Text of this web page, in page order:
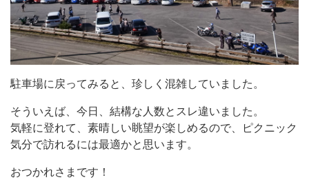
駐車場に戻ってみると、珍しく混雑していました。
そういえば、今日、結構な人数とスレ違いました。
気軽に登れて、素晴しい眺望が楽しめるので、ピクニック
気分で訪れるには最適かと思います。
おつかれさまです！